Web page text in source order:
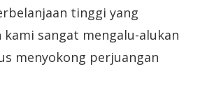
tinggi yang
sangat mengalu-alukan
menyokong perjuangan